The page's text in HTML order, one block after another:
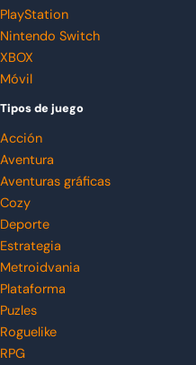
PlayStation
Nintendo Switch
XBOX
Móvil
Tipos de juego
Acción
Aventura
Aventuras gráficas
Cozy
Deporte
Estrategia
Metroidvania
Plataforma
Puzles
Roguelike
RPG